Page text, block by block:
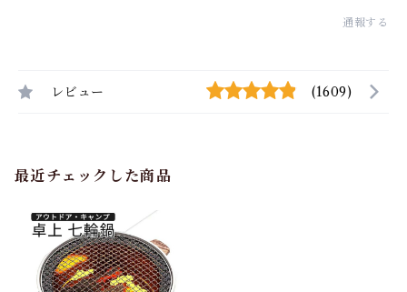
通報する
レビュー (1609)
最近チェックした商品